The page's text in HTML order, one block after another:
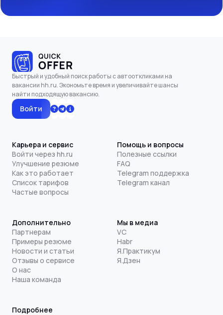
Быстрый и удобный поиск работы с автооткликами на
вакансии hh.ru. Экономьте время и увеличивайте шансы
найти подходящую вакансию.
Войти
Карьера и сервис
Войти через hh.ru
Улучшение резюме
Как это работает
Список тарифов
Частые вопросы
Помощь и вопросы
Полезные ссылки
FAQ
Telegram поддержка
Telegram канал
Дополнительно
Партнерам
Примеры резюме
Новости и статьи
Отзывы о сервисе
О нас
Наша команда
Мы в медиа
VC
Habr
Я.Практикум
Я.Дзен
Подробнее